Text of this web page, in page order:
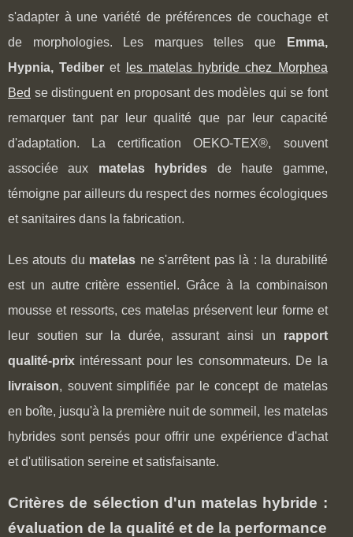
s'adapter à une variété de préférences de couchage et
de morphologies. Les marques telles que
Emma,
Hypnia, Tediber et
les matelas hybride chez Morphea
Bed se distinguent en proposant des modèles qui se font
remarquer tant par leur qualité que par leur capacité
d'adaptation. La certification OEKO-TEX®, souvent
associée aux matelas hybrides de haute gamme,
témoigne par ailleurs du respect des normes écologiques
et sanitaires dans la fabrication.
Les atouts du matelas ne s'arrêtent pas là : la durabilité
est un autre critère essentiel. Grâce à la combinaison
mousse et ressorts, ces matelas préservent leur forme et
leur soutien sur la durée, assurant ainsi un rapport
qualité-prix intéressant pour les consommateurs. De la
livraison, souvent simplifiée par le concept de matelas
en boîte, jusqu'à la première nuit de sommeil, les matelas
hybrides sont pensés pour offrir une expérience d'achat
et d'utilisation sereine et satisfaisante.
Critères de sélection d'un matelas hybride :
évaluation de la qualité et de la performance